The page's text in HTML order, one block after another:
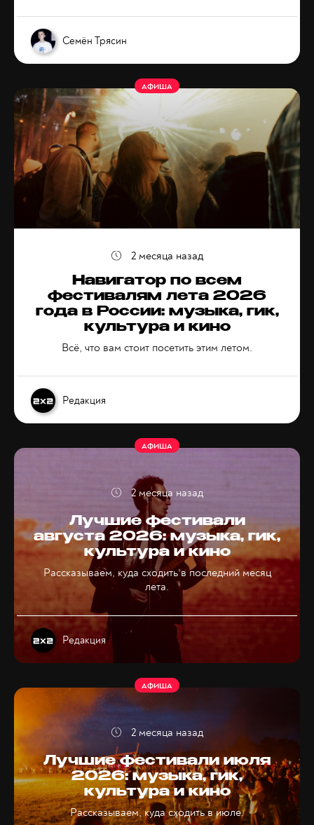
Семён Трясин
Навигатор по всем
фестивалям лета 2026
года в России: музыка, гик,
культура и кино
Всё, что вам стоит посетить этим летом.
АФИША
Редакция
2 месяца назад
Лучшие фестивали
августа 2026: музыка, гик,
культура и кино
Рассказываем, куда сходить в последний месяц
лета.
АФИША
Редакция
2 месяца назад
Лучшие фестивали июля
2026: музыка, гик,
культура и кино
Рассказываем, куда сходить в июле.
АФИША
2 месяца назад